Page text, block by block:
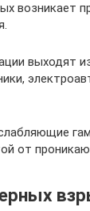
возникает
выходят
от